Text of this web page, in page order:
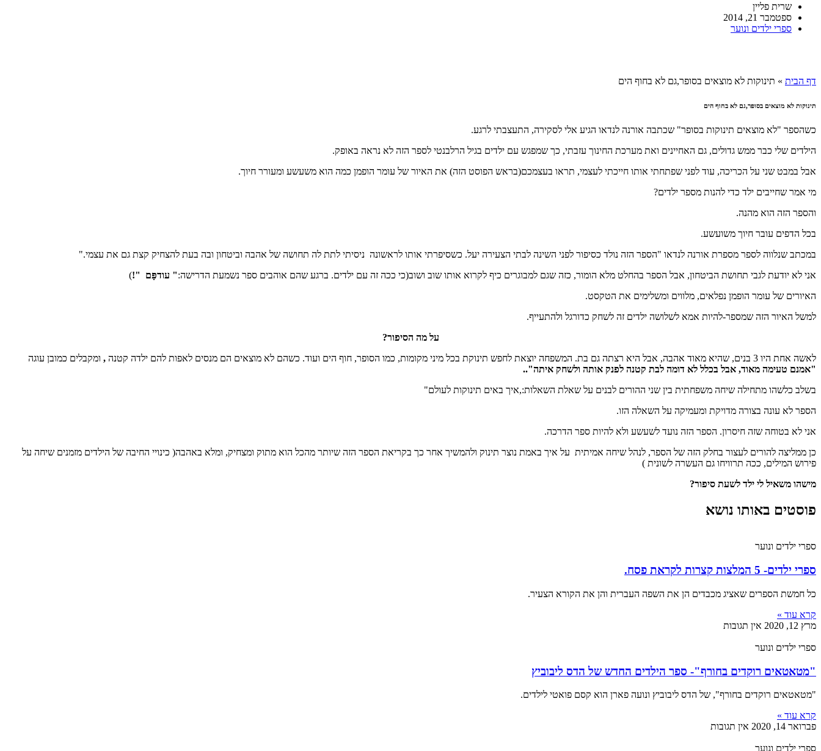
שרית פליין
ספטמבר 21, 2014
ספרי ילדים ונוער
דף הבית » תינוקות לא מוצאים בסופר,גם לא בחוף הים
תינוקות לא מוצאים בסופר,גם לא בחוף הים
כשהספר "לא מוצאים תינוקות בסופר" שכתבה אורנה לנדאו הגיע אלי לסקירה, התעצבתי לרגע.
הילדים שלי כבר ממש גדולים, גם האחיינים ואת מערכת החינוך עזבתי, כך שמפגש עם ילדים בגיל הרלבנטי לספר הזה לא נראה באופק.
אבל במבט שני על הכריכה, עוד לפני שפתחתי אותו חייכתי לעצמי, תראו בעצמכם(בראש הפוסט הזה) את האיור של עומר הופמן כמה הוא משעשע ומעורר חיוך.
מי אמר שחייבים ילד כדי להנות מספר ילדים?
והספר הזה הוא מהנה.
בכל הדפים עובר חיוך משועשע.
במכתב שנלווה לספר מספרת אורנה לנדאו "הספר הזה נולד כסיפור לפני השינה לבתי הצעירה יעל. כשסיפרתי אותו לראשונה ניסיתי לתת לה תחושה של אהבה וביטחון ובה בעת להצחיק קצת גם את עצמי."
אני לא יודעת לגבי תחושת הביטחון, אבל הספר בהחלט מלא הומור, כזה שגם למבוגרים כיף לקרוא אותו שוב ושוב(כי ככה זה עם ילדים. ברגע שהם אוהבים ספר נשמעת הדרישה:" עודפָּם "!
)
האיורים של עומר הופמן נפלאים, מלווים ומשלימים את הטקסט.
למשל האיור הזה שמספר-להיות אמא לשלושה ילדים זה לשחק כדורגל ולהתעייף.
על מה הסיפור?
לאשה אחת היו 3 בנים, שהיא מאוד אהבה, אבל היא רצתה גם בת. המשפחה יוצאת לחפש תינוקת בכל מיני מקומות, כמו הסופר, חוף הים ועוד. כשהם לא מוצאים הם מנסים לאפות להם ילדה קטנה
, ומקבלים כמובן עוגה
"אמנם טעימה מאוד, אבל בכלל לא דומה לבת קטנה לפנק אותה ולשחק איתה"..
בשלב כלשהו מתחילה שיחה משפחתית בין שני ההורים לבנים על שאלת השאלות:,איך באים תינוקות לעולם"
הספר לא עונה בצורה מדויקת ומעמיקה על השאלה הזו.
אני לא בטוחה שזה חיסרון. הספר הזה נועד לשעשע ולא להיות ספר הדרכה.
כן ממליצה להורים לעצור בחלק הזה של הספר, לנהל שיחה אמיתית על איך באמת נוצר תינוק ולהמשיך אחר כך בקריאת הספר הזה שיותר מהכל הוא מתוק ומצחיק, ומלא באהבה( כינויי החיבה של הילדים מזמנים שיחה על
פירוש המילים, ככה תרוויחו גם העשרה לשונית )
מישהו משאיל לי ילד לשעת סיפור?
פוסטים באותו נושא
ספרי ילדים ונוער
ספרי ילדים- 5 המלצות קצרות לקראת פסח.
כל חמשת הספרים שאציג מכבדים הן את השפה העברית והן את הקורא הצעיר.
קרא עוד »
מרץ 12, 2020
אין תגובות
ספרי ילדים ונוער
"מטאטאים רוקדים בחורף"- ספר הילדים החדש של הדס ליבוביץ
"מטאטאים רוקדים בחורף", של הדס ליבוביץ ונועה פארן הוא קסם פואטי לילדים.
קרא עוד »
פברואר 14, 2020
אין תגובות
ספרי ילדים ונוער